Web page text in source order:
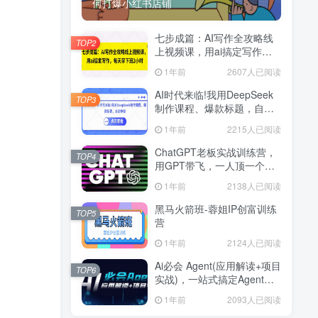
何打爆小红书店铺
七步成篇：AI写作全攻略线
上视频课，用ai搞定写作，
每天早下班2小时
1年前 2607人已阅读
TOP2
AI时代来临!我用DeepSeek
制作课程、爆款标题，自动
1年前 2215人已阅读
TOP3
ChatGPT老板实战训练营，
用GPT带飞，一人顶一个团
1年前 2138人已阅读
TOP4
黑马火箭班-蓉姐IP创富训练
营
1年前 2124人已阅读
TOP5
Ai必会 Agent(应用解读+项目
实战)，一站式搞定Agent应
1年前 2093人已阅读
TOP6